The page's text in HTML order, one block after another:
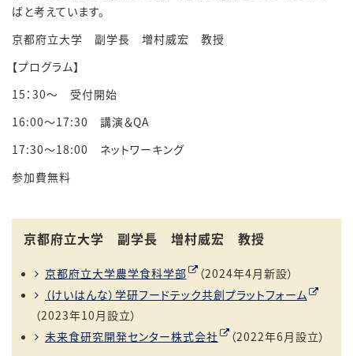
ばと考えています。
京都府立大学 副学長 増村威宏 教授
【プログラム】
15：30～ 受付開始
16:00～17:30 講演＆QA
17:30～18:00 ネットワーキング
参加費無料
京都府立大学 副学長 増村威宏 教授
京都府立大学農学食科学部 （2024年4月新設）
（けいはんな）学研フードテック共創プラットフォーム
（2023年10月設立）
未来食研究開発センター株式会社
（2022年6 月設立）